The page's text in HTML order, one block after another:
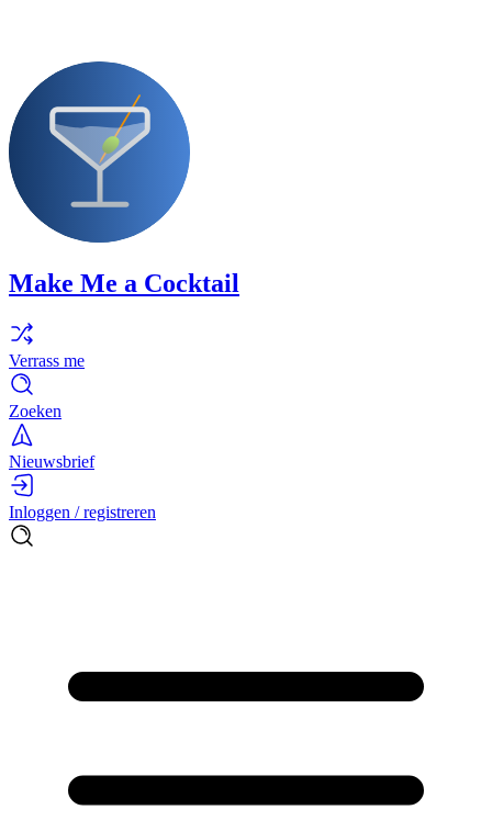
Make Me a Cocktail
Verrass me
Zoeken
Nieuwsbrief
Inloggen / registreren